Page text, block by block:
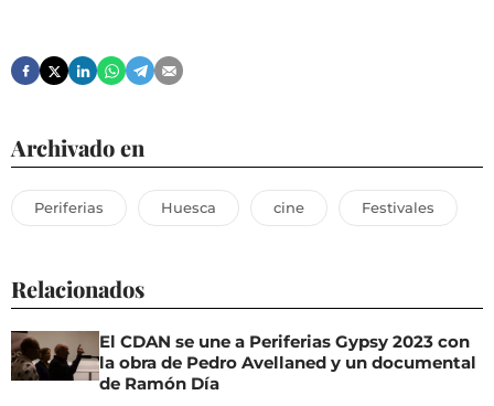
Archivado en
Periferias Huesca cine Festivales
Relacionados
El CDAN se une a Periferias Gypsy 2023 con
la obra de Pedro Avellaned y un documental
de Ramón Día